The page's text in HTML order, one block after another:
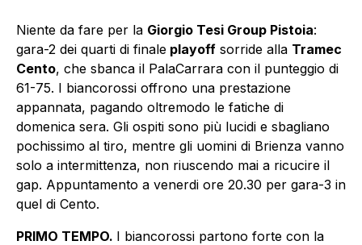
Niente da fare per la Giorgio Tesi Group Pistoia:
gara-2 dei quarti di finale playoff sorride alla Tramec
Cento, che sbanca il PalaCarrara con il punteggio di
61-75. I biancorossi offrono una prestazione
appannata, pagando oltremodo le fatiche di
domenica sera. Gli ospiti sono più lucidi e sbagliano
pochissimo al tiro, mentre gli uomini di Brienza vanno
solo a intermittenza, non riuscendo mai a ricucire il
gap. Appuntamento a venerdi ore 20.30 per gara-3 in
quel di Cento.
PRIMO TEMPO. I biancorossi partono forte con la